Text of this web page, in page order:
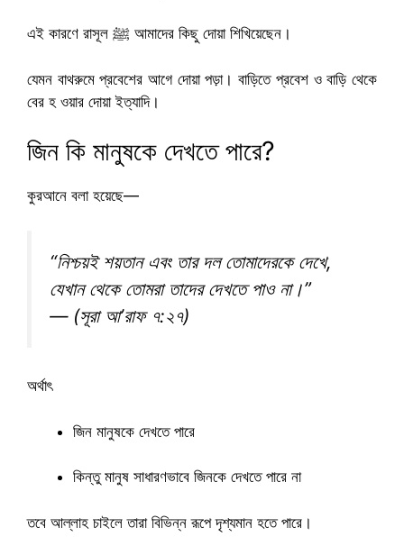
এই কারণে রাসূল ﷺ আমাদের কিছু দোয়া শিখিয়েছেন।
যেমন বাথরুমে প্রবেশের আগে দোয়া পড়া। বাড়িতে প্রবেশ ও বাড়ি থেকে
বের হ ওয়ার দোয়া ইত্যাদি।
জিন কি মানুষকে দেখতে পারে?
কুরআনে বলা হয়েছে—
“নিশ্চয়ই শয়তান এবং তার দল তোমাদেরকে দেখে,
যেখান থেকে তোমরা তাদের দেখতে পাও না।”
— (সূরা আ’রাফ ৭:২৭)
অর্থাৎ
জিন মানুষকে দেখতে পারে
কিন্তু মানুষ সাধারণভাবে জিনকে দেখতে পারে না
তবে আল্লাহ চাইলে তারা বিভিন্ন রূপে দৃশ্যমান হতে পারে।